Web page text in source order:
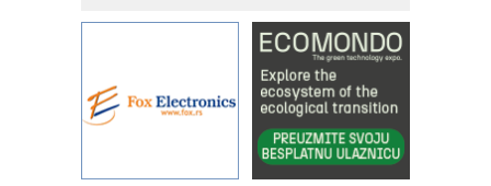
IBeRTIM - oprema za ispitivanje
kontrole kvaliteta
STAUFF – Komponente koje
povećavaju pouzdanost hidrauličkih